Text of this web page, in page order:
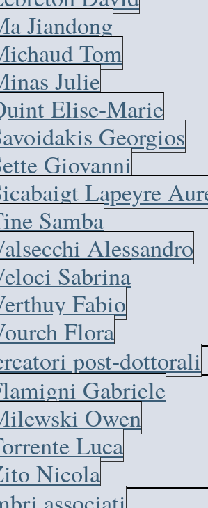
Jiandong
Tom
Julie
Elise-Marie
Georgios
Giovanni
Lapeyre
Samba
Alessandro
Sabrina
Fabio
Flora
post-dottorali
Gabriele
Owen
Luca
Nicola